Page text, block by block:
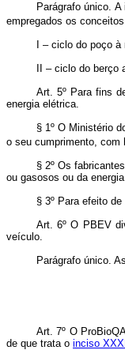
Parágrafo único.
empregados os
I – ciclo do poço
II – ciclo do berço
Art. 5º Para fins
energia elétrica.
§ 1º O Ministério
o seu cumprimento, com
§ 2º Os
ou gasosos ou da
§ 3º Para efeito
Art. 6º O PBEV
veículo.
Parágrafo único.
Art. 7º O
de que trata o inciso